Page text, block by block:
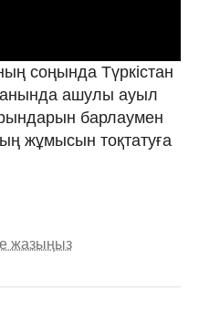
соңында Түркістан
ашулы ауыл
барлаумен
жұмысын тоқтатуға
жазыңыз